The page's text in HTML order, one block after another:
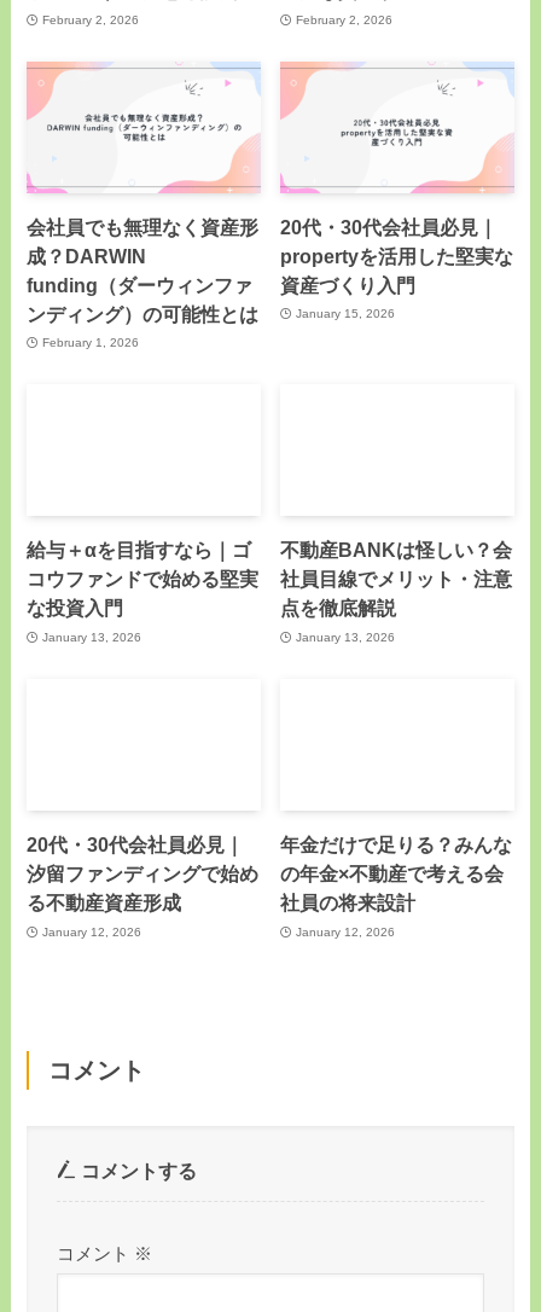
February 2, 2026 February 2, 2026
会社員でも無理なく資産形
成？DARWIN
funding（ダーウィンファ
ンディング）の可能性とは
February 1, 2026
20代・30代会社員必見｜
propertyを活用した堅実な
資産づくり入門
January 15, 2026
給与＋αを目指すなら｜ゴ
コウファンドで始める堅実
な投資入門
January 13, 2026
不動産BANKは怪しい？会
社員目線でメリット・注意
点を徹底解説
January 13, 2026
20代・30代会社員必見｜
汐留ファンディングで始め
る不動産資産形成
January 12, 2026
年金だけで足りる？みんな
の年金×不動産で考える会
社員の将来設計
January 12, 2026
コメント
コメントする
コメント ※